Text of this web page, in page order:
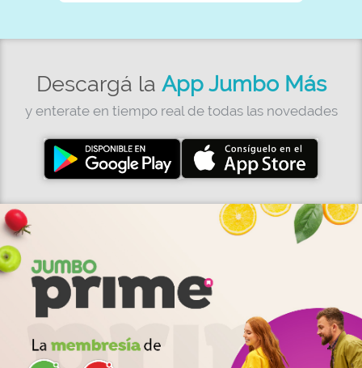
Descargá la App Jumbo Más
y enterate en tiempo real de todas las novedades